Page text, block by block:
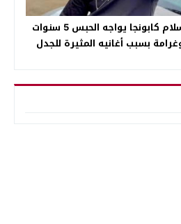
إسلام كابونجا يواجه الحبس 5 سنوات
بسبب أغانيه المثيرة للجدل